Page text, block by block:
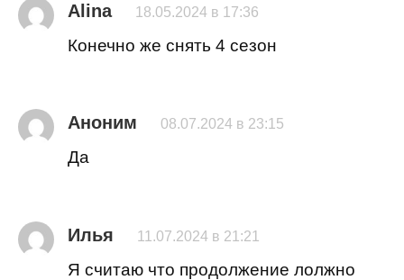
Alina 18.05.2024 в 17:36
Конечно же снять 4 сезон
Аноним 08.07.2024 в 23:15
Да
Илья 11.07.2024 в 21:21
Я считаю что продолжение лолжно